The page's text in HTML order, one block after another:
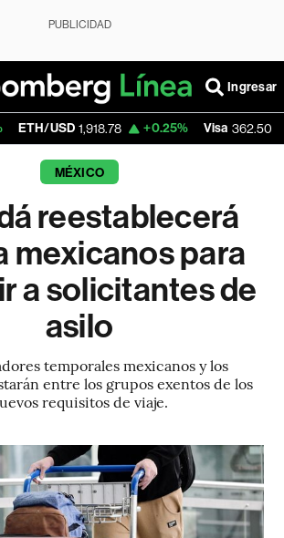
PUBLICIDAD
Ingresar
1,918.78 +0.25% Visa 362.50 -2.15%
MÉXICO
reestablecerá
mexicanos para
a solicitantes de
asilo
temporales mexicanos y los
entre los grupos exentos de los
requisitos de viaje.